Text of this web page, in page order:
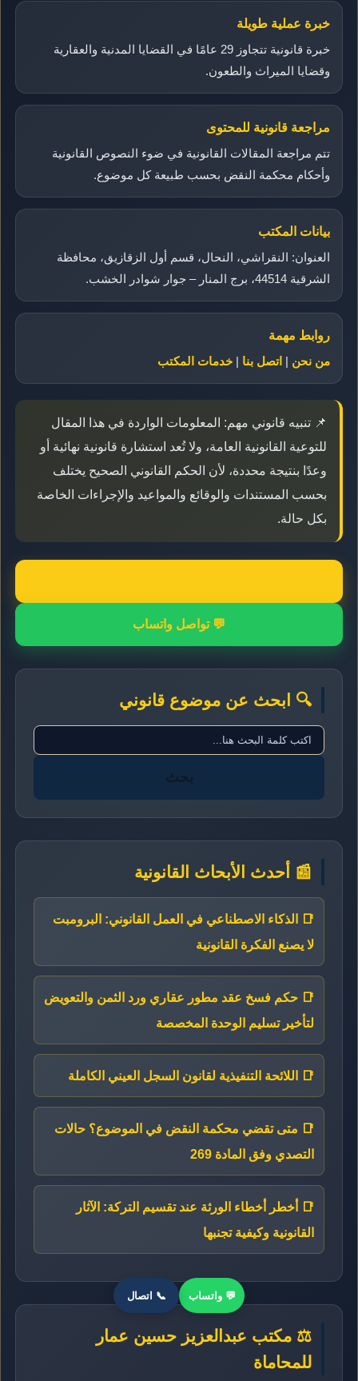
خبرة عملية طويلة
خبرة قانونية تتجاوز 29 عامًا في القضايا المدنية والعقارية
وقضايا الميراث والطعون.
مراجعة قانونية للمحتوى
تتم مراجعة المقالات القانونية في ضوء النصوص القانونية
وأحكام محكمة النقض بحسب طبيعة كل موضوع.
بيانات المكتب
العنوان: النقراشي، النحال، قسم أول الزقازيق، محافظة
الشرقية 44514، برج المنار – جوار شوادر الخشب.
روابط مهمة
من نحن | اتصل بنا | خدمات المكتب
📌 تنبيه قانوني مهم: المعلومات الواردة في هذا المقال
للتوعية القانونية العامة، ولا تُعد استشارة قانونية نهائية أو
وعدًا بنتيجة محددة، لأن الحكم القانوني الصحيح يختلف
بحسب المستندات والوقائع والمواعيد والإجراءات الخاصة
بكل حالة.
💬 تواصل واتساب
🔍 ابحث عن موضوع قانوني
بحث
📰 أحدث الأبحاث القانونية
📑 الذكاء الاصطناعي في العمل القانوني: البرومبت
لا يصنع الفكرة القانونية
📑 حكم فسخ عقد مطور عقاري ورد الثمن والتعويض
لتأخير تسليم الوحدة المخصصة
📑 اللائحة التنفيذية لقانون السجل العيني الكاملة
📑 متى تقضي محكمة النقض في الموضوع؟ حالات
التصدي وفق المادة 269
📑 أخطر أخطاء الورثة عند تقسيم التركة: الآثار
القانونية وكيفية تجنبها
⚖️ مكتب عبدالعزيز حسين عمار
للمحاماة
💬 واتساب 📞 اتصال